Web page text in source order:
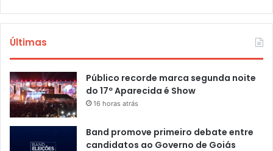
Últimas
Público recorde marca segunda noite
do 17º Aparecida é Show
16 horas atrás
Band promove primeiro debate entre
candidatos ao Governo de Goiás